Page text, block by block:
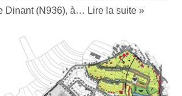
Dinant (N936), à… Lire la suite »